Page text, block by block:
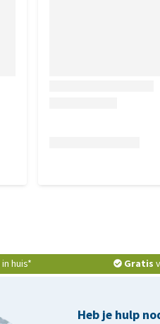
in huis* Gratis
Heb je hulp